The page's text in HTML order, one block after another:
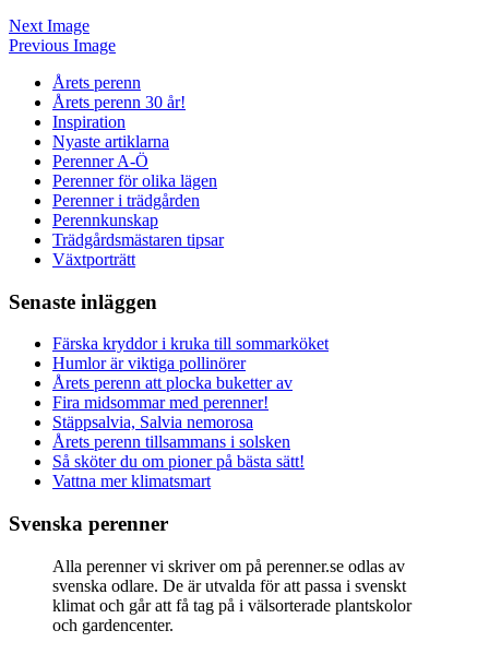
Next Image
Previous Image
Årets perenn
Årets perenn 30 år!
Inspiration
Nyaste artiklarna
Perenner A-Ö
Perenner för olika lägen
Perenner i trädgården
Perennkunskap
Trädgårdsmästaren tipsar
Växtporträtt
Senaste inläggen
Färska kryddor i kruka till sommarköket
Humlor är viktiga pollinörer
Årets perenn att plocka buketter av
Fira midsommar med perenner!
Stäppsalvia, Salvia nemorosa
Årets perenn tillsammans i solsken
Så sköter du om pioner på bästa sätt!
Vattna mer klimatsmart
Svenska perenner
Alla perenner vi skriver om på perenner.se odlas av
svenska odlare. De är utvalda för att passa i svenskt
klimat och går att få tag på i välsorterade plantskolor
och gardencenter.